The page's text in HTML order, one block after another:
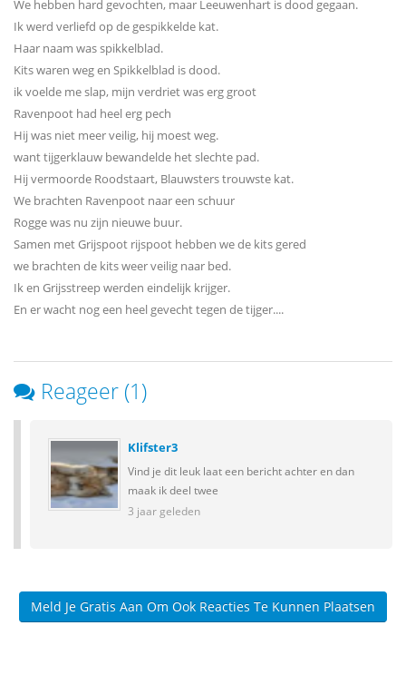
We hebben hard gevochten, maar Leeuwenhart is dood gegaan.
Ik werd verliefd op de gespikkelde kat.
Haar naam was spikkelblad.
Kits waren weg en Spikkelblad is dood.
ik voelde me slap, mijn verdriet was erg groot
Ravenpoot had heel erg pech
Hij was niet meer veilig, hij moest weg.
want tijgerklauw bewandelde het slechte pad.
Hij vermoorde Roodstaart, Blauwsters trouwste kat.
We brachten Ravenpoot naar een schuur
Rogge was nu zijn nieuwe buur.
Samen met Grijspoot rijspoot hebben we de kits gered
we brachten de kits weer veilig naar bed.
Ik en Grijsstreep werden eindelijk krijger.
En er wacht nog een heel gevecht tegen de tijger....
Reageer (1)
Klifster3
Vind je dit leuk laat een bericht achter en dan
maak ik deel twee
3 jaar geleden
Meld Je Gratis Aan Om Ook Reacties Te Kunnen Plaatsen